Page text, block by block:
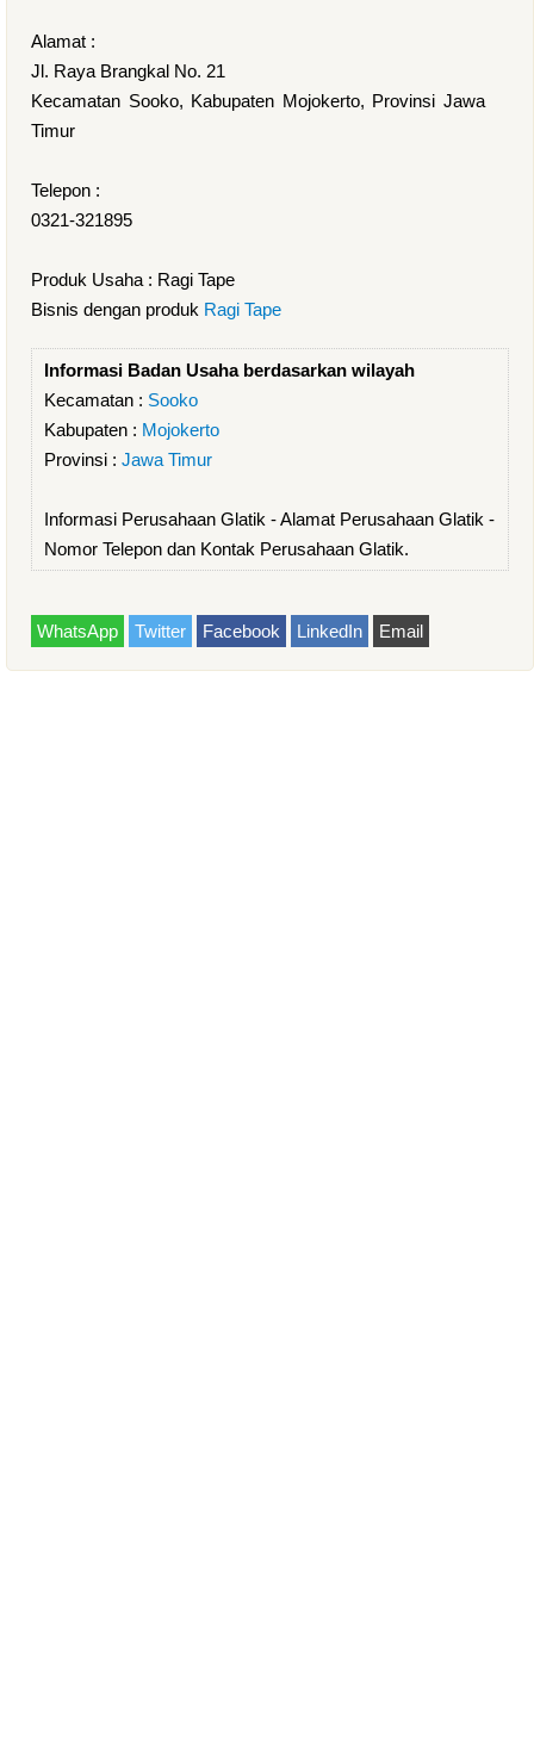
Alamat :
Jl. Raya Brangkal No. 21
Kecamatan Sooko, Kabupaten Mojokerto, Provinsi Jawa
Timur
Telepon :
0321-321895
Produk Usaha : Ragi Tape
Bisnis dengan produk Ragi Tape
Informasi Badan Usaha berdasarkan wilayah
Kecamatan : Sooko
Kabupaten : Mojokerto
Provinsi : Jawa Timur
Informasi Perusahaan Glatik - Alamat Perusahaan Glatik -
Nomor Telepon dan Kontak Perusahaan Glatik.
WhatsApp Twitter Facebook LinkedIn Email